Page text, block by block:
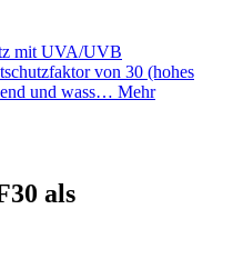
mit UVA/UVB
von 30 (hohes
und wass… Mehr
als